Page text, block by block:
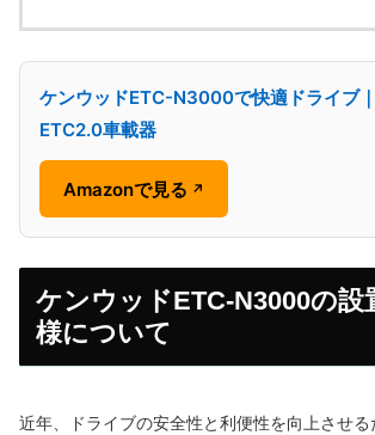
ケンウッドETC-N3000で快適ドライブ
ETC2.0車載器
Amazonで見る ↗
ケンウッドETC-N3000の設
様について
近年、ドライブの安全性と利便性を向上させ